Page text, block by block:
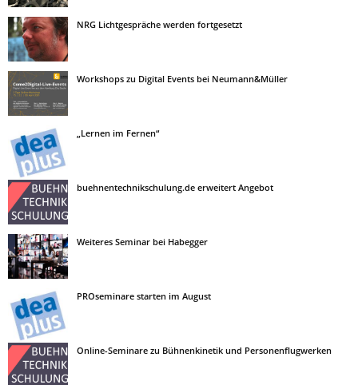
NRG Lichtgespräche werden fortgesetzt
Workshops zu Digital Events bei Neumann&Müller
„Lernen im Fernen“
buehnentechnikschulung.de erweitert Angebot
Weiteres Seminar bei Habegger
PROseminare starten im August
Online-Seminare zu Bühnenkinetik und Personenflugwerken